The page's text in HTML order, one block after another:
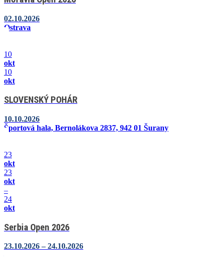
02.10.2026
Ostrava
10
okt
10
okt
SLOVENSKÝ POHÁR
10.10.2026
Športová hala, Bernolákova 2837, 942 01 Šurany
23
okt
23
okt
–
24
okt
Serbia Open 2026
23.10.2026 – 24.10.2026